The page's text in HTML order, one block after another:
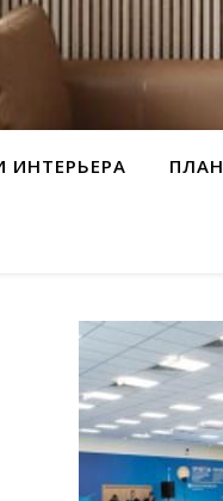
ИНТЕРЬЕРА